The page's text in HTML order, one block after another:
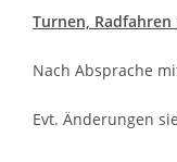
Turnen,
Nach Absprache
Evt. Änderungen